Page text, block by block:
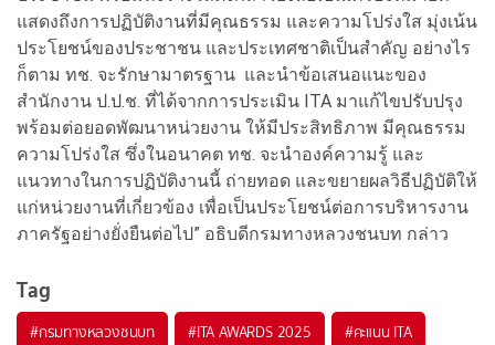
แสดงถึงการปฏิบัติงานที่มีคุณธรรม และความโปร่งใส มุ่งเน้น
ประโยชน์ของประชาชน และประเทศชาติเป็นสำคัญ อย่างไร
ก็ตาม ทช. จะรักษามาตรฐาน และนำข้อเสนอแนะของ
สำนักงาน ป.ป.ช. ที่ได้จากการประเมิน ITA มาแก้ไขปรับปรุง
พร้อมต่อยอดพัฒนาหน่วยงาน ให้มีประสิทธิภาพ มีคุณธรรม
ความโปร่งใส ซึ่งในอนาคต ทช. จะนำองค์ความรู้ และ
แนวทางในการปฏิบัติงานนี้ ถ่ายทอด และขยายผลวิธีปฏิบัติให้
แก่หน่วยงานที่เกี่ยวข้อง เพื่อเป็นประโยชน์ต่อการบริหารงาน
ภาครัฐอย่างยั่งยืนต่อไป” อธิบดีกรมทางหลวงชนบท กล่าว
Tag
#กรมทางหลวงชนบท #ITA AWARDS 2025 #คะแนน ITA